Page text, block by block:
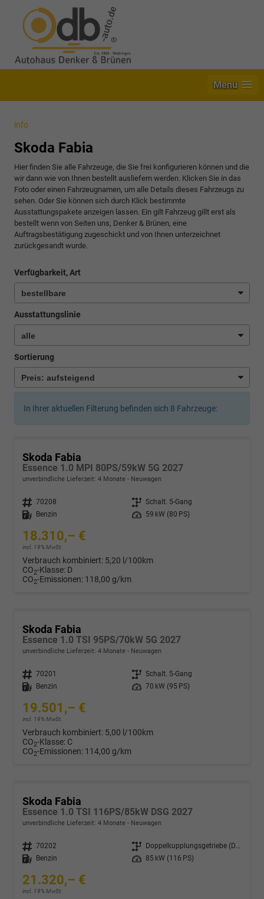
Menü
info
Skoda Fabia
Hier finden Sie alle Fahrzeuge, die Sie frei konfigurieren können und die
wir dann wie von Ihnen bestellt ausliefern werden. Klicken Sie in das
Foto oder einen Fahrzeugnamen, um alle Details dieses Fahrzeugs zu
sehen. Oder Sie können sich durch Klick bestimmte
Ausstattungspakete anzeigen lassen. Ein gilt Fahrzeug gillt erst als
bestellt wenn von Seiten uns, Denker & Brünen, eine
Auftragsbestätigung zugeschickt und von Ihnen unterzeichnet
zurückgesandt wurde.
Verfügbarkeit, Art
Ausstattungslinie
Sortierung
In Ihrer aktuellen Filterung befinden sich 8 Fahrzeuge:
Skoda Fabia
Essence 1.0 MPI 80PS/59kW 5G 2027
unverbindliche Lieferzeit: 4 Monate Neuwagen
Fahrzeugnr. 70208 Getriebe Schalt. 5-Gang
Kraftstoff
Benzin Leistung 59 kW (80 PS)
18.310,– €
incl. 19% MwSt.
Verbrauch kombiniert: 5,20 l/100km
CO2-Klasse: D
CO2-Emissionen: 118,00 g/km
Skoda Fabia
Essence 1.0 TSI 95PS/70kW 5G 2027
unverbindliche Lieferzeit: 4 Monate Neuwagen
Fahrzeugnr. 70201 Getriebe Schalt. 5-Gang
Kraftstoff
Benzin Leistung 70 kW (95 PS)
19.501,– €
incl. 19% MwSt.
Verbrauch kombiniert: 5,00 l/100km
CO2-Klasse: C
CO2-Emissionen: 114,00 g/km
Skoda Fabia
Essence 1.0 TSI 116PS/85kW DSG 2027
unverbindliche Lieferzeit: 4 Monate Neuwagen
Fahrzeugnr. 70202 Getriebe
Doppelkupplungsgetriebe (DSG)
Kraftstoff
Benzin Leistung 85 kW (116 PS)
21.320,– €
incl. 19% MwSt.